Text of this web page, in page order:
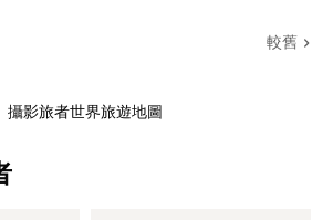
較舊
攝影旅者世界旅遊地圖